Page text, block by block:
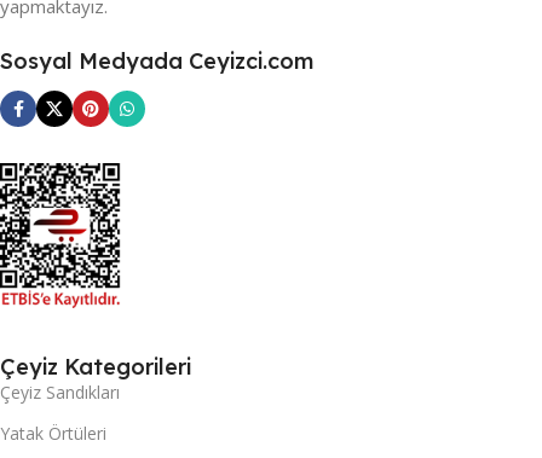
yapmaktayız.
Sosyal Medyada Ceyizci.com
Çeyiz Kategorileri
Çeyiz Sandıkları
Yatak Örtüleri